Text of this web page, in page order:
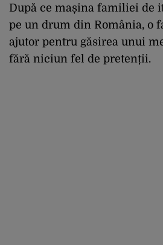
După ce mașina familiei de
pe un drum din România, o
ajutor pentru găsirea unui
fără niciun fel de pretenții.